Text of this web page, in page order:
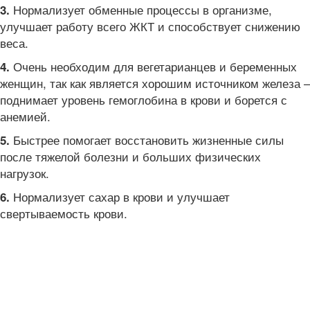
3. Нормализует обменные процессы в организме,
улучшает работу всего ЖКТ и способствует снижению
веса.
4. Очень необходим для вегетарианцев и беременных
женщин, так как является хорошим источником железа –
поднимает уровень гемоглобина в крови и борется с
анемией.
5. Быстрее помогает восстановить жизненные силы
после тяжелой болезни и больших физических
нагрузок.
6. Нормализует сахар в крови и улучшает
свертываемость крови.